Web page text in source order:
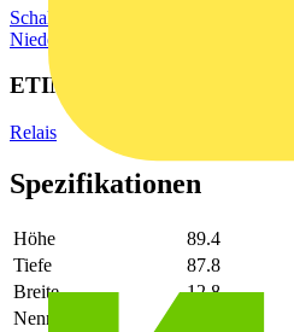
Schaltgeräte & Überstromschutz
Niederspannungsschaltgeräte
ETIM Group
Relais
Spezifikationen
Höhe
89.4
Tiefe
87.8
Breite
12.8
Nennstrom